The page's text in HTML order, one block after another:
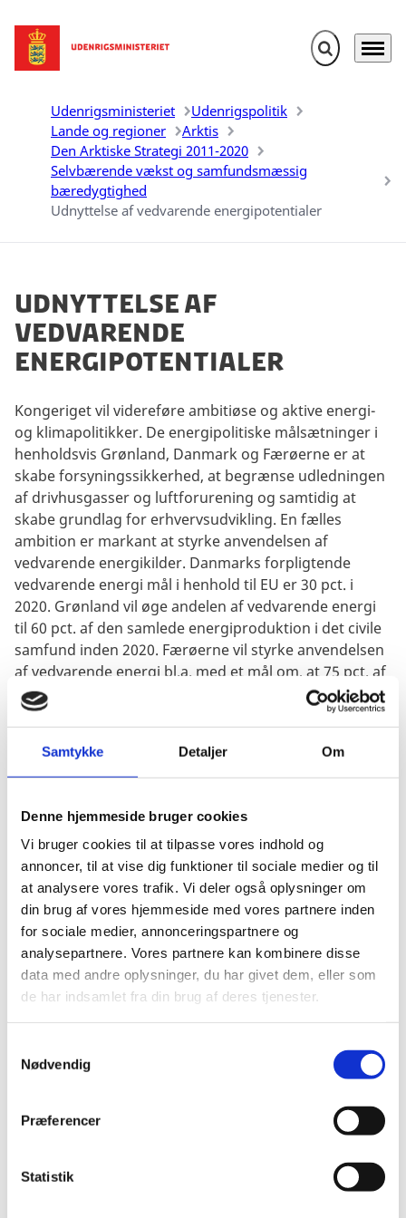
Samtykke Detaljer Om
Denne hjemmeside bruger cookies
Vi bruger cookies til at tilpasse vores indhold og
annoncer, til at vise dig funktioner til sociale medier og til
at analysere vores trafik. Vi deler også oplysninger om
din brug af vores hjemmeside med vores partnere inden
for sociale medier, annonceringspartnere og
analysepartnere. Vores partnere kan kombinere disse
data med andre oplysninger, du har givet dem, eller som
de har indsamlet fra din brug af deres tjenester.
Nødvendig
Præferencer
Statistik
Gå til forsiden Fold søgefelt
Menu
Udenrigsministeriet
Udenrigspolitik
Lande og regioner
Arktis
Den Arktiske Strategi 2011-2020
Selvbærende vækst og samfundsmæssig
bæredygtighed
Udnyttelse af vedvarende energipotentialer
Udnyttelse af
vedvarende
energipotentialer
Kongeriget vil videreføre ambitiøse og aktive energi-
og klimapolitikker. De energipolitiske målsætninger i
henholdsvis Grønland, Danmark og Færøerne er at
skabe forsyningssikkerhed, at begrænse udledningen
af drivhusgasser og luftforurening og samtidig at
skabe grundlag for erhvervsudvikling. En fælles
ambition er markant at styrke anvendelsen af
vedvarende energikilder. Danmarks forpligtende
vedvarende energi mål i henhold til EU er 30 pct. i
2020. Grønland vil øge andelen af vedvarende energi
til 60 pct. af den samlede energiproduktion i det civile
samfund inden 2020. Færøerne vil styrke anvendelsen
af vedvarende energi bl.a. med et mål om, at 75 pct. af
el-produktionen skal være baseret på vedvarende
energi i 2020.
Grønland har store naturgivne potentialer for
vedvarende energi, som blandt andet kan anvendes til
udvikling af ny industri. Et eksempel herpå er
projekteringen i samarbejde med det amerikanske
selskab Alcoa af et aluminiumssmelteværk i Maniitsoq,
som vil kunne drives alene af vandkraft. Stadig større
fokus rettes i Grønland imod small-scale løsninger for
bygder, hvor der i dag ikke er adgang til vandkraft.
mikrovandkraftværker, og sol- og vindenergiprojekter,
energiforsyning. Også anvendelse af vedvarende
energi i transportsektoren undersøges. Udviklingen af